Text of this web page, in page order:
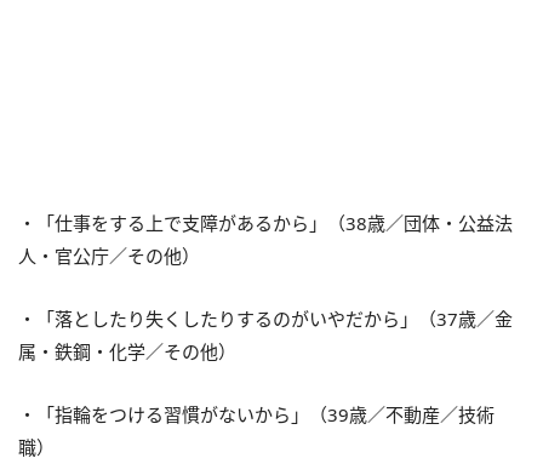
・「仕事をする上で支障があるから」（38歳／団体・公益法
人・官公庁／その他）
・「落としたり失くしたりするのがいやだから」（37歳／金
属・鉄鋼・化学／その他）
・「指輪をつける習慣がないから」（39歳／不動産／技術
職）